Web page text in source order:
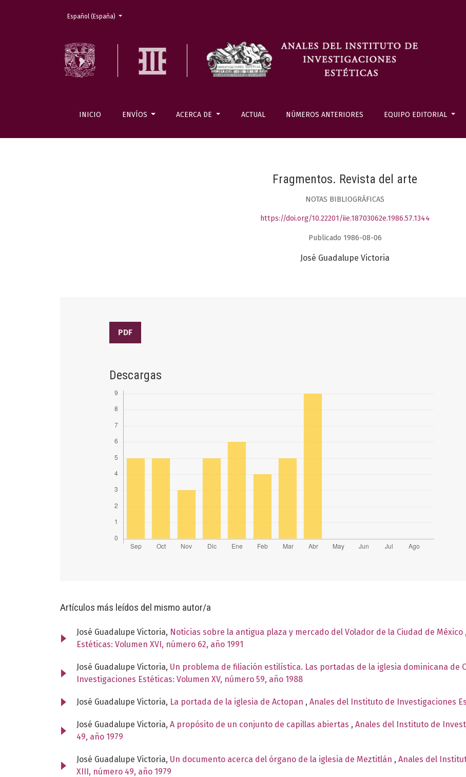
INICIO ENVÍOS ACERCA DE ACTUAL NÚMEROS ANTERIORES EQUIPO EDITORIAL
Cambiar el idioma. El actual es:
Español (España)
Fragmentos. Revista del arte
NOTAS BIBLIOGRÁFICAS
https://doi.org/10.22201/iie.18703062e.1986.57.1344
Publicado 1986-08-06
José Guadalupe Victoria
PDF
Descargas
Artículos más leídos del mismo autor/a
José Guadalupe Victoria, Noticias sobre la antigua plaza y mercado del Volador de la Ciudad de México ,
Estéticas: Volumen XVI, número 62, año 1991
José Guadalupe Victoria, Un problema de filiación estilística. Las portadas de la iglesia dominicana de
Investigaciones Estéticas: Volumen XV, número 59, año 1988
José Guadalupe Victoria, La portada de la iglesia de Actopan , Anales del Instituto de Investigaciones
José Guadalupe Victoria, A propósito de un conjunto de capillas abiertas , Anales del Instituto de
49, año 1979
José Guadalupe Victoria, Un documento acerca del órgano de la iglesia de Meztitlán , Anales del
XIII, número 49, año 1979